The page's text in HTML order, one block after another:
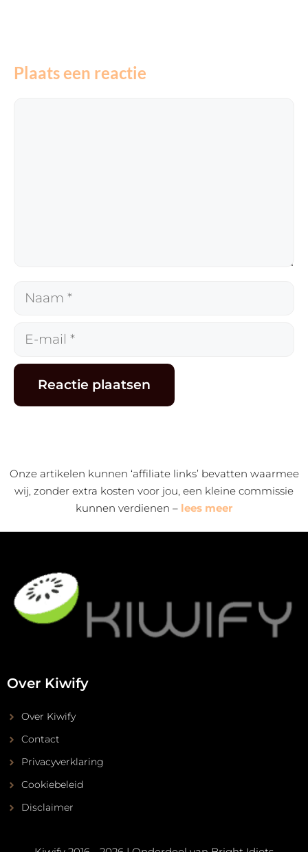
Plaats een reactie
Naam
E-
Onze artikelen kunnen ‘affiliate links’ bevatten waarmee
wij, zonder extra kosten voor jou, een kleine commissie
kunnen verdienen – lees meer
Over Kiwify
Over Kiwify
Contact
Privacyverklaring
Cookiebeleid
Disclaimer